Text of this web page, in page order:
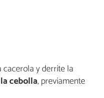
y derrite la
cebolla, previamente